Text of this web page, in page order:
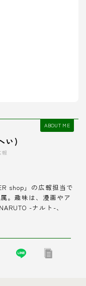
ABOUT ME
い)
報
shop」の広報担当で
。趣味は、漫画やア
-ナルト-、